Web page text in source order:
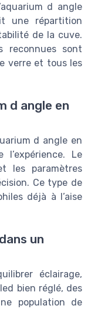
d angle
une répartition
de la cuve.
reconnues sont
verre et tous les
d angle en
d angle en
Le
les paramètres
Ce type de
déjà à l’aise
un
éclairage,
bien réglé, des
population de